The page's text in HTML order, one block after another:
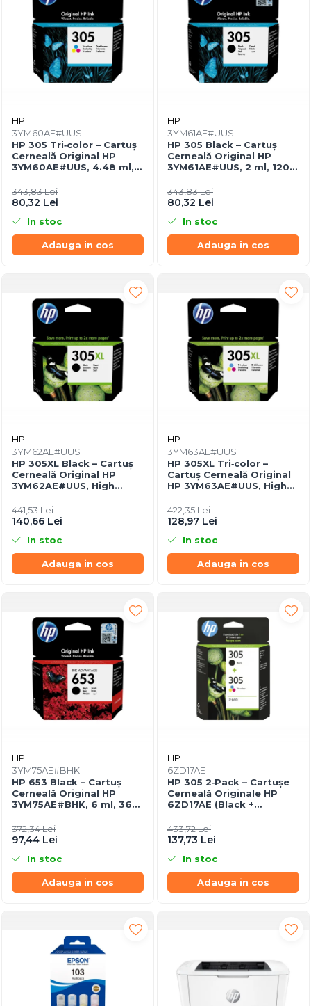
HP
3YM60AE#UUS
HP 305 Tri‑color – Cartuș
Cerneală Original HP
3YM60AE#UUS, 4.48 ml,
343,83 Lei
80,32 Lei
In stoc
Adauga in cos
HP
3YM61AE#UUS
HP 305 Black – Cartuș
Cerneală Original HP
3YM61AE#UUS, 2 ml, 120
343,83 Lei
80,32 Lei
In stoc
Adauga in cos
HP
3YM62AE#UUS
HP 305XL Black – Cartuș
Cerneală Original HP
3YM62AE#UUS, High
441,53 Lei
140,66 Lei
In stoc
Adauga in cos
HP
3YM63AE#UUS
HP 305XL Tri‑color –
Cartuș Cerneală Original
HP 3YM63AE#UUS, High
422,35 Lei
128,97 Lei
In stoc
Adauga in cos
HP
3YM75AE#BHK
HP 653 Black – Cartuș
Cerneală Original HP
3YM75AE#BHK, 6 ml, 360
372,34 Lei
97,44 Lei
In stoc
Adauga in cos
HP
6ZD17AE
HP 305 2‑Pack – Cartușe
Cerneală Originale HP
6ZD17AE (Black +
433,72 Lei
137,73 Lei
In stoc
Adauga in cos